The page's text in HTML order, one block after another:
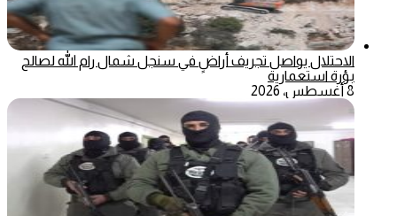
الاحتلال يواصل تجريف أراضٍ في سنجل شمال رام الله لصالح
بؤرة استعمارية
8 أغسطس، 2026